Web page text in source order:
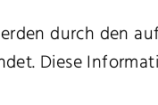
durch den
Diese